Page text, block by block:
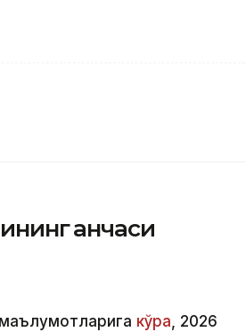
қанчаси
кўра, 2026